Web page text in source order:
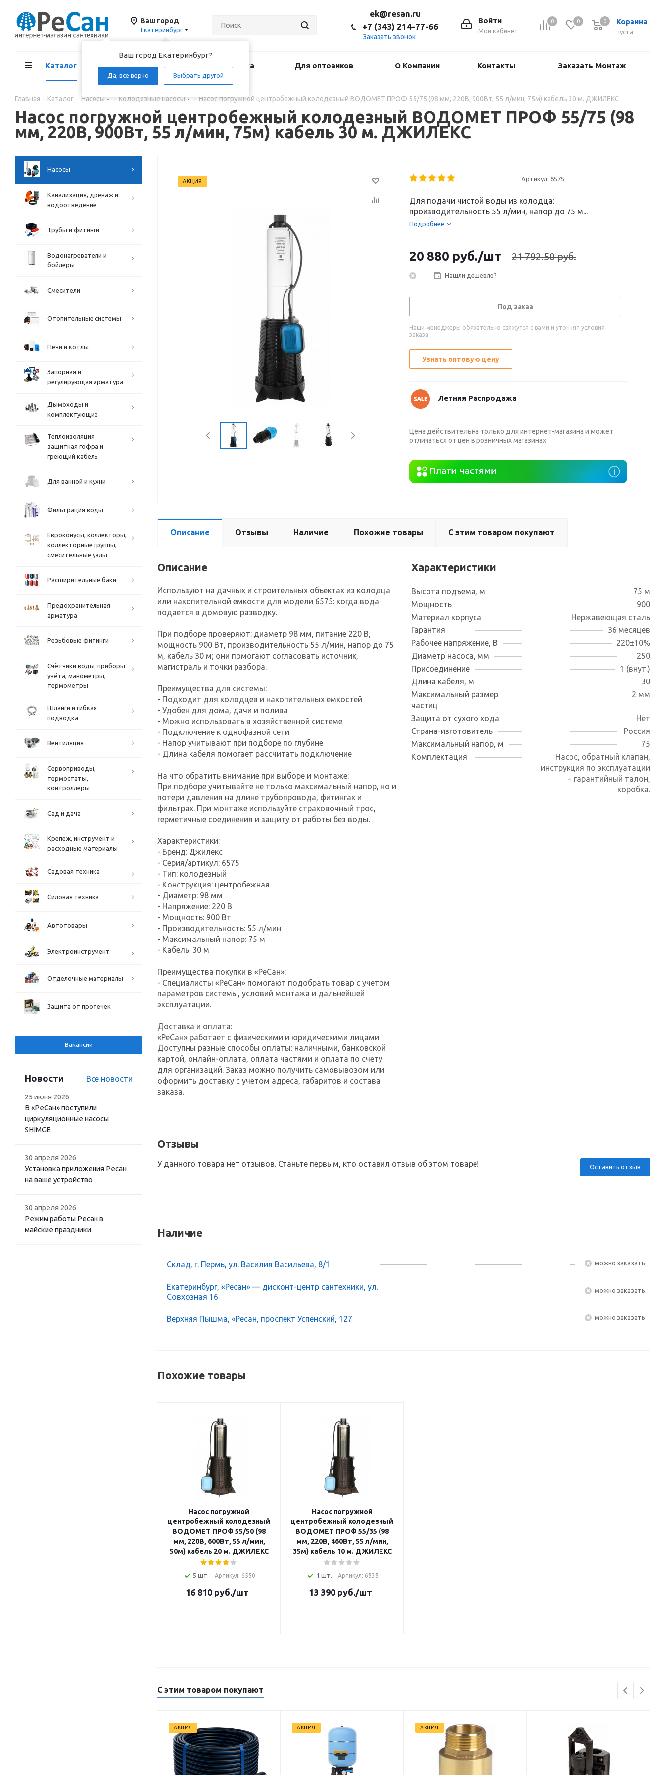
Ваш город
Екатеринбург
Ваш город Екатеринбург?
Да, все верно Выбрать другой
0 0 Корзина
пуста
0
Войти
Мой кабинет
ek@resan.ru
+7 (343) 214-77-66
Заказать звонок
Каталог Акции Доставка Для оптовиков О Компании Контакты Заказать Монтаж
Главная - Каталог - Насосы - Колодезные насосы - Насос погружной центробежный колодезный ВОДОМЕТ ПРОФ 55/75 (98 мм, 220В, 900Вт, 55 л/мин, 75м) кабель 30 м. ДЖИЛЕКС
Насос погружной центробежный колодезный ВОДОМЕТ ПРОФ 55/75 (98
мм, 220В, 900Вт, 55 л/мин, 75м) кабель 30 м. ДЖИЛЕКС
АКЦИЯ Артикул: 6575
Для подачи чистой воды из колодца:
производительность 55 л/мин, напор до 75 м...
Подробнее
20 880 руб./шт 21 792.50 руб.
Нашли дешевле?
Под заказ
Наши менеджеры обязательно свяжутся с вами и уточнят условия
заказа
Узнать оптовую цену
Летняя Распродажа
Цена действительна только для интернет-магазина и может
отличаться от цен в розничных магазинах
Описание Отзывы Наличие Похожие товары С этим товаром покупают
Описание
Используют на дачных и строительных объектах из колодца
или накопительной емкости для модели 6575: когда вода
подается в домовую разводку.
При подборе проверяют: диаметр 98 мм, питание 220 В,
мощность 900 Вт, производительность 55 л/мин, напор до 75
м, кабель 30 м; они помогают согласовать источник,
магистраль и точки разбора.
Преимущества для системы:
- Подходит для колодцев и накопительных емкостей
- Удобен для дома, дачи и полива
- Можно использовать в хозяйственной системе
- Подключение к однофазной сети
- Напор учитывают при подборе по глубине
- Длина кабеля помогает рассчитать подключение
На что обратить внимание при выборе и монтаже:
При подборе учитывайте не только максимальный напор, но и
потери давления на длине трубопровода, фитингах и
фильтрах. При монтаже используйте страховочный трос,
герметичные соединения и защиту от работы без воды.
Характеристики:
- Бренд: Джилекс
- Серия/артикул: 6575
- Тип: колодезный
- Конструкция: центробежная
- Диаметр: 98 мм
- Напряжение: 220 В
- Мощность: 900 Вт
- Производительность: 55 л/мин
- Максимальный напор: 75 м
- Кабель: 30 м
Преимущества покупки в «РеСан»:
- Специалисты «РеСан» помогают подобрать товар с учетом
параметров системы, условий монтажа и дальнейшей
эксплуатации.
Доставка и оплата:
«РеСан» работает с физическими и юридическими лицами.
Доступны разные способы оплаты: наличными, банковской
картой, онлайн-оплата, оплата частями и оплата по счету
для организаций. Заказ можно получить самовывозом или
оформить доставку с учетом адреса, габаритов и состава
заказа.
Характеристики
Высота подъема, м
75 м
Мощность
900
Материал корпуса
Нержавеющая сталь
Гарантия
36 месяцев
Рабочее напряжение, В
220±10%
Диаметр насоса, мм
250
Присоединение
1 (внут.)
Длина кабеля, м
30
Максимальный размер
частиц
2 мм
Защита от сухого хода
Нет
Страна-изготовитель
Россия
Максимальный напор, м
75
Комплектация
Насос, обратный клапан,
инструкция по эксплуатации
+ гарантийный талон,
коробка.
Отзывы
Оставить отзыв
У данного товара нет отзывов. Станьте первым, кто оставил отзыв об этом товаре!
Наличие
Склад, г. Пермь, ул. Василия Васильева, 8/1 Можно заказать
Екатеринбург, «Ресан» — дисконт-центр сантехники, ул.
Совхозная 16
Можно заказать
Верхняя Пышма, «Ресан, проспект Успенский, 127 Можно заказать
Похожие товары
Насос погружной
центробежный колодезный
ВОДОМЕТ ПРОФ 55/50 (98
мм, 220В, 600Вт, 55 л/мин,
50м) кабель 20 м. ДЖИЛЕКС
5 шт. Артикул: 6550
16 810 руб./шт
Насос погружной
центробежный колодезный
ВОДОМЕТ ПРОФ 55/35 (98
мм, 220В, 460Вт, 55 л/мин,
35м) кабель 10 м. ДЖИЛЕКС
1 шт. Артикул: 6535
13 390 руб./шт
С этим товаром покупают
АКЦИЯ АКЦИЯ АКЦИЯ
Насосы
Канализация, дренаж и
водоотведение
Трубы и фитинги
Водонагреватели и
бойлеры
Смесители
Отопительные системы
Печи и котлы
Запорная и
регулирующая арматура
Дымоходы и
комплектующие
Теплоизоляция,
защитная гофра и
греющий кабель
Для ванной и кухни
Фильтрация воды
Евроконусы, коллекторы,
коллекторные группы,
смесительные узлы
Расширительные баки
Предохранительная
арматура
Резьбовые фитинги
Счётчики воды, приборы
учёта, манометры,
термометры
Шланги и гибкая
подводка
Вентиляция
Сервоприводы,
термостаты,
контроллеры
Сад и дача
Крепеж, инструмент и
расходные материалы
Садовая техника
Силовая техника
Автотовары
Электроинструмент
Отделочные материалы
Защита от протечек
Вакансии
Новости Все новости
25 июня 2026
В «РеСан» поступили
циркуляционные насосы
SHIMGE
30 апреля 2026
Установка приложения Ресан
на ваше устройство
30 апреля 2026
Режим работы Ресан в
майские праздники